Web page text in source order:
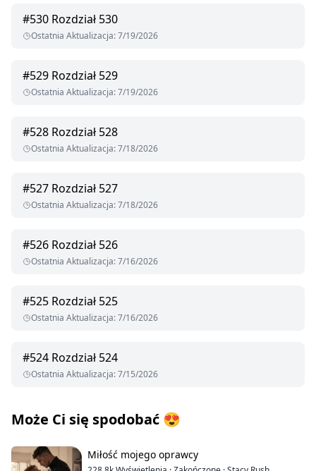
#530 Rozdział 530
Ostatnia Aktualizacja:7/19/2026
#529 Rozdział 529
Ostatnia Aktualizacja:7/19/2026
#528 Rozdział 528
Ostatnia Aktualizacja:7/18/2026
#527 Rozdział 527
Ostatnia Aktualizacja:7/18/2026
#526 Rozdział 526
Ostatnia Aktualizacja:7/16/2026
#525 Rozdział 525
Ostatnia Aktualizacja:7/16/2026
#524 Rozdział 524
Ostatnia Aktualizacja:7/15/2026
Może Ci się spodobać 😍
Miłość mojego oprawcy